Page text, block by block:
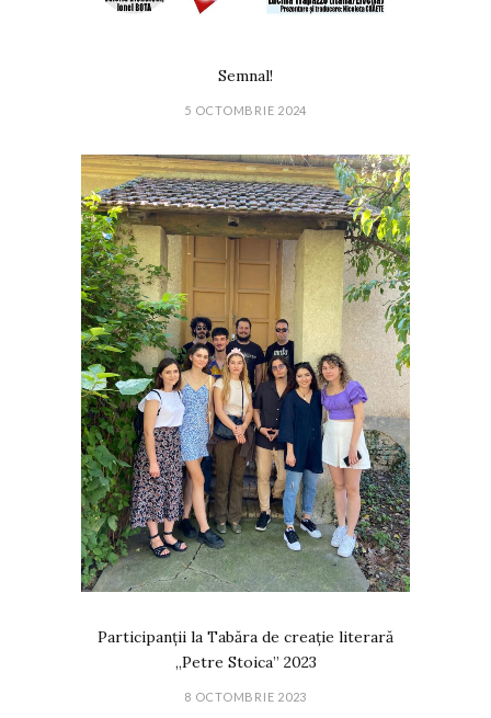
Semnal!
5 OCTOMBRIE 2024
Participanții la Tabăra de creație literară
„Petre Stoica” 2023
8 OCTOMBRIE 2023